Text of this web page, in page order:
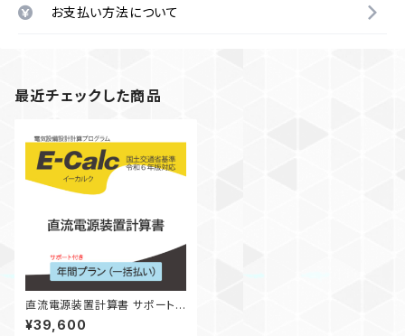
お支払い方法について
最近チェックした商品
直流電源装置計算書 サポート
付き 年間プラン（一括払い）
¥39,600